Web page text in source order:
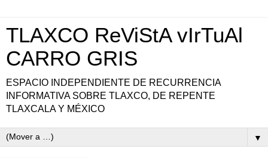
TLAXCO ReViStA vIrTuAl
CARRO GRIS
ESPACIO INDEPENDIENTE DE RECURRENCIA
INFORMATIVA SOBRE TLAXCO, DE REPENTE
TLAXCALA Y MÉXICO
▼